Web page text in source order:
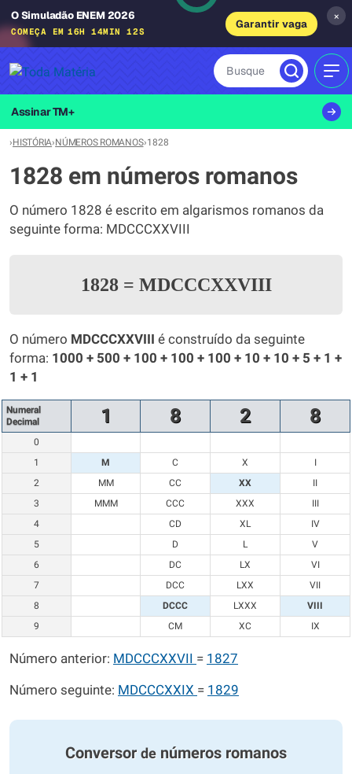
O Simuladão ENEM 2026
COMEÇA EM 16H 14MIN 11S
Garantir vaga
×
Busque
Assinar TM+
›HISTÓRIA›NÚMEROS ROMANOS›1828
1828 em números romanos
O número 1828 é escrito em algarismos romanos da
seguinte forma: MDCCCXXVIII
1828 = MDCCCXXVIII
O número MDCCCXXVIII é construído da seguinte
forma: 1000 + 500 + 100 + 100 + 100 + 10 + 10 + 5 + 1 +
1 + 1
Numeral
Decimal
1 8 2 8
0
1
M C X
I
2
MM CC XX
II
3
MMM CCC XXX
III
4
CD XL
IV
5
D L
V
6
DC LX
VI
7
DCC LXX
VII
8
DCCC LXXX
VIII
9
CM XC IX
Número anterior: MDCCCXXVII = 1827
Número seguinte: MDCCCXXIX = 1829
Conversor de números romanos